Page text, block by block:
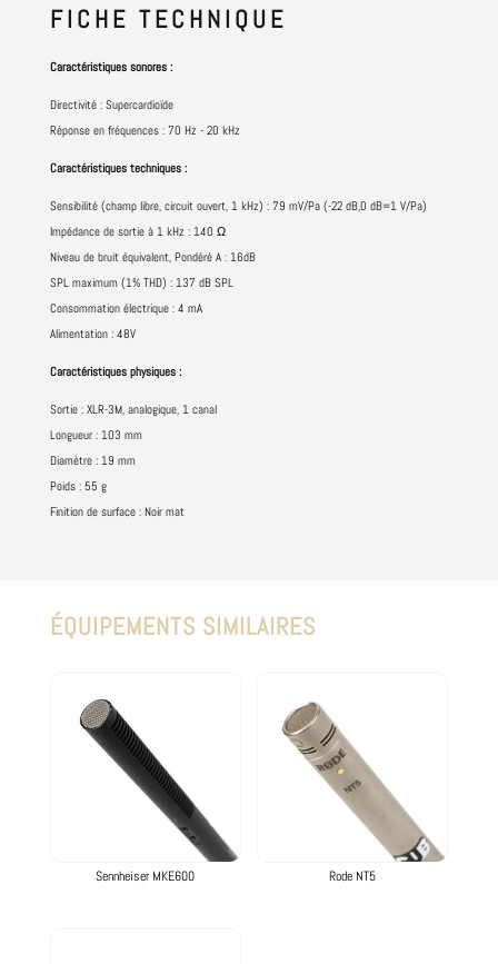
FICHE TECHNIQUE
Caractéristiques sonores :
Directivité : Supercardioïde
Réponse en fréquences : 70 Hz - 20 kHz
Caractéristiques techniques :
Sensibilité (champ libre, circuit ouvert, 1 kHz) : 79 mV/Pa (-22 dB,0 dB=1 V/Pa)
Impédance de sortie à 1 kHz : 140 Ω
Niveau de bruit équivalent, Pondéré A : 16dB
SPL maximum (1% THD) : 137 dB SPL
Consommation électrique : 4 mA
Alimentation : 48V
Caractéristiques physiques :
Sortie : XLR-3M, analogique, 1 canal
Longueur : 103 mm
Diamètre : 19 mm
Poids : 55 g
Finition de surface : Noir mat
ÉQUIPEMENTS SIMILAIRES
Sennheiser MKE600 Rode NT5